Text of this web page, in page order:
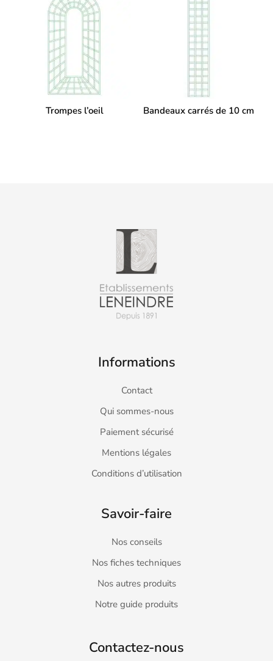
Trompes l’oeil Bandeaux carrés de 10 cm
Informations
Contact
Qui sommes-nous
Paiement sécurisé
Mentions légales
Conditions d’utilisation
Savoir-faire
Nos conseils
Nos fiches techniques
Nos autres produits
Notre guide produits
Contactez-nous